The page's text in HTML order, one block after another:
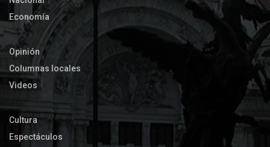
Economía
Opinión
Columnas locales
Videos
Cultura
Espectáculos